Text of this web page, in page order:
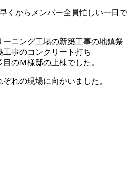
くからメンバー全員忙しい一日で
ーニング工場の新築工事の地鎮祭
工事のコンクリート打ち
のＭ様邸の上棟でした。
れの現場に向かいました。